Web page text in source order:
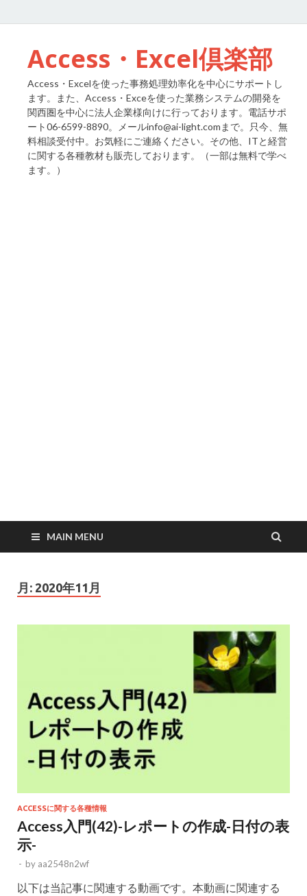
Access・Excel倶楽部
Access・Excelを使った事務処理効率化を中心にサポートし
ます。また、Access・Exceを使った業務システムの開発を
関西圏を中心に法人企業様向けに行っております。電話サポ
ート06-6599-8890。メールinfo@ai-light.comまで。只今、無
料相談受付中。お気軽にご連絡ください。その他、ITと経営
に関する各種教材も販売しております。（一部は無料で学べ
ます。）
MAIN MENU
月: 2020年11月
ACCESSに関する各種情報
Access入門(42)-レポートの作成-日付の表
示-
- by aa2548n2wf
以下は当記事に関連する動画です。本動画に関連する